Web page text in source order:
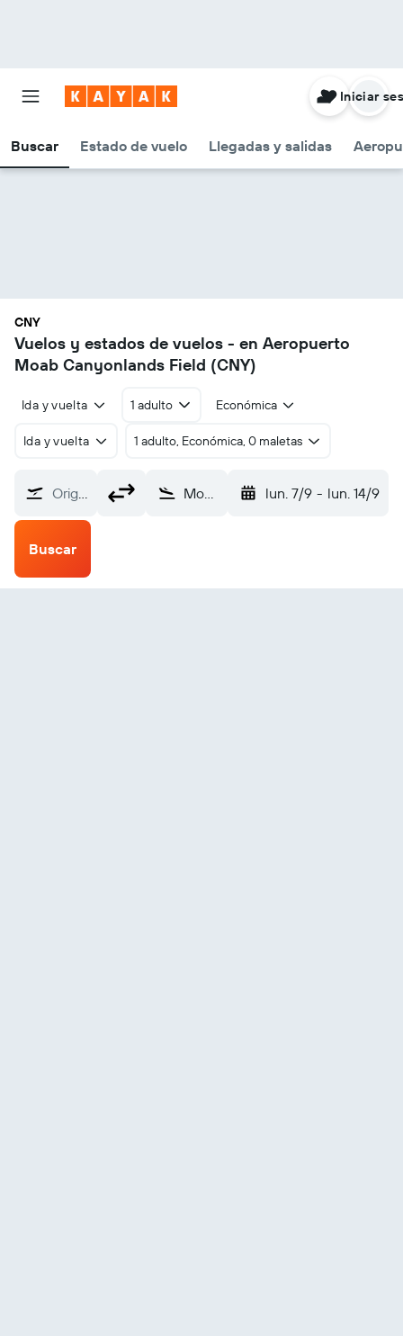
Buscar Estado de vuelo Llegadas y salidas
Iniciar
CNY
Vuelos y estados de vuelos - en Aeropuerto
Moab Canyonlands Field (CNY)
Ida y vuelta 1 adulto Económica
Ida y vuelta 1 adulto, Económica, 0 maletas
Origen Moab Canyonlands Field (CNY) lun. 7/9 - lun. 14/9
Buscar